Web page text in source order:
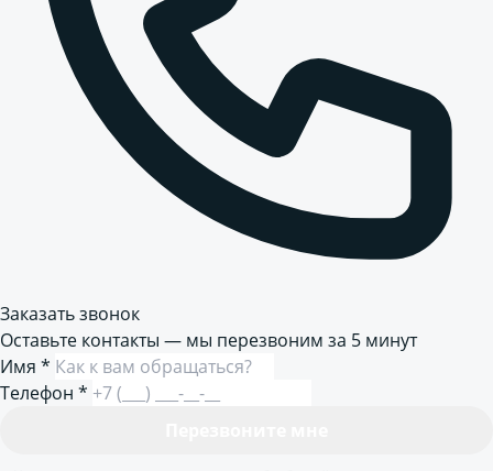
Заказать звонок
Оставьте контакты — мы перезвоним за 5 минут
Имя *
Телефон *